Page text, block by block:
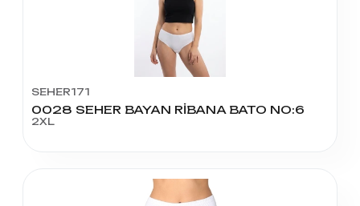
SEHER171
0028 SEHER BAYAN RİBANA BATO NO:6
2XL